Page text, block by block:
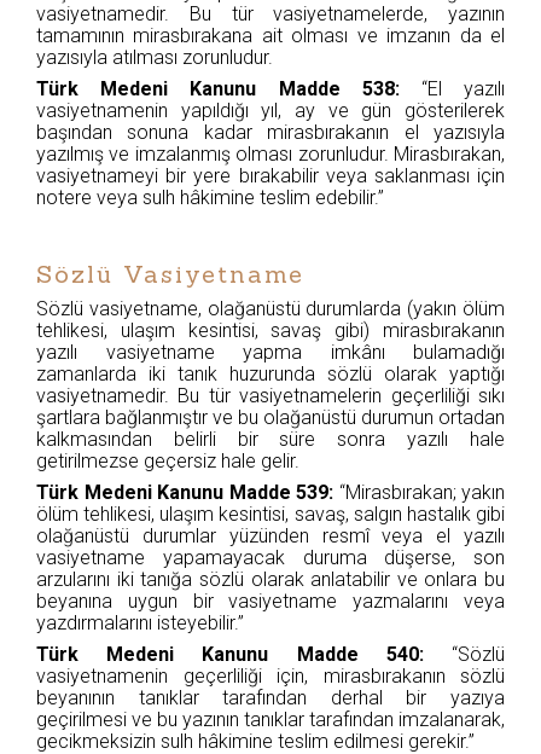
vasiyetnamedir. Bu tür vasiyetnamelerde, yazının
tamamının mirasbırakana ait olması ve imzanın da el
yazısıyla atılması zorunludur.
Türk Medeni Kanunu Madde 538:“El yazılı
vasiyetnamenin yapıldığı yıl, ay ve gün gösterilerek
başından sonuna kadar mirasbırakanın el yazısıyla
yazılmış ve imzalanmış olması zorunludur. Mirasbırakan,
vasiyetnameyi bir yere bırakabilir veya saklanması için
notere veya sulh hâkimine teslim edebilir.”
Sözlü Vasiyetname
Sözlü vasiyetname, olağanüstü durumlarda (yakın ölüm
tehlikesi, ulaşım kesintisi, savaş gibi) mirasbırakanın
yazılı vasiyetname yapma imkânı bulamadığı
zamanlarda iki tanık huzurunda sözlü olarak yaptığı
vasiyetnamedir. Bu tür vasiyetnamelerin geçerliliği sıkı
şartlara bağlanmıştır ve bu olağanüstü durumun ortadan
kalkmasından belirli bir süre sonra yazılı hale
getirilmezse geçersiz hale gelir.
Türk Medeni Kanunu Madde 539: “Mirasbırakan; yakın
ölüm tehlikesi, ulaşım kesintisi, savaş, salgın hastalık gibi
olağanüstü durumlar yüzünden resmî veya el yazılı
vasiyetname yapamayacak duruma düşerse, son
arzularını iki tanığa sözlü olarak anlatabilir ve onlara bu
beyanına uygun bir vasiyetname yazmalarını veya
yazdırmalarını isteyebilir.”
Türk Medeni Kanunu Madde 540:“Sözlü
vasiyetnamenin geçerliliği için, mirasbırakanın sözlü
beyanının tanıklar tarafından derhal bir yazıya
geçirilmesi ve bu yazının tanıklar tarafından imzalanarak,
gecikmeksizin sulh hâkimine teslim edilmesi gerekir.”